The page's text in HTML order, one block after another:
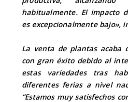
habitualmente. El impacto
es excepcionalmente bajo»,
La venta de plantas acaba
con gran éxito debido al
estas variedades tras
diferentes ferias a nivel
“Estamos muy satisfechos